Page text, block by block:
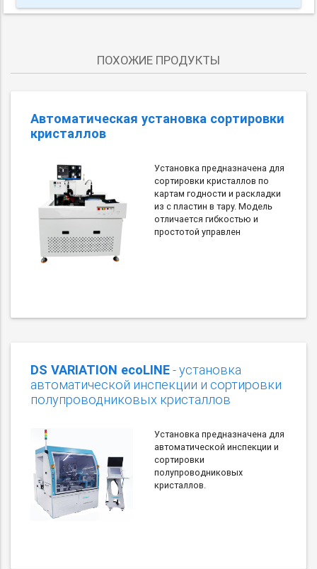
ПОХОЖИЕ ПРОДУКТЫ
Автоматическая установка сортировки
кристаллов
Установка предназначена для
сортировки кристаллов по
картам годности и раскладки
из с пластин в тару. Модель
отличается гибкостью и
простотой управлен
DS VARIATION ecoLINE- установка
автоматической инспекции и сортировки
полупроводниковых кристаллов
Установка предназначена для
автоматической инспекции и
сортировки
полупроводниковых
кристаллов.